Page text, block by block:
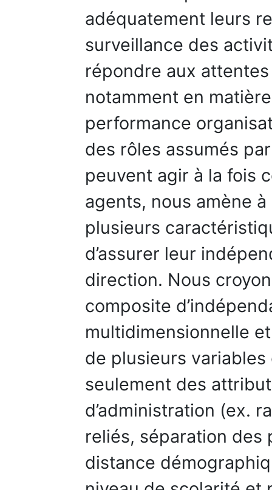
adéquatement leurs
surveillance des
répondre aux
notamment en
performance
des rôles assumés
peuvent agir à la fois
agents, nous amène
plusieurs
d’assurer leur
direction. Nous
composite
multidimensionnelle
de plusieurs
seulement des
d’administration (ex.
reliés, séparation des
distance